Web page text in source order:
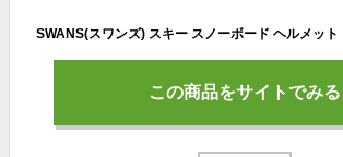
この商品をサイトでみる